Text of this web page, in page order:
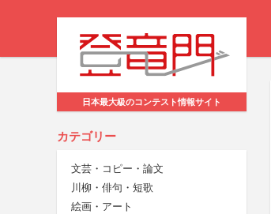
日本最大級のコンテスト情報サイト
カテゴリー
文芸・コピー・論文
川柳・俳句・短歌
絵画・アート